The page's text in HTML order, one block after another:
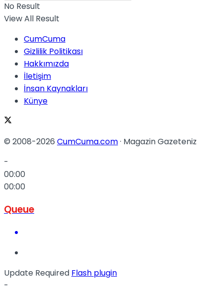
No Result
View All Result
CumCuma
Gizlilik Politikası
Hakkımızda
İletişim
İnsan Kaynakları
Künye
© 2008-2026 CumCuma.com· Magazin Gazeteniz
-
00:00
00:00
Queue
Update Required Flash plugin
-